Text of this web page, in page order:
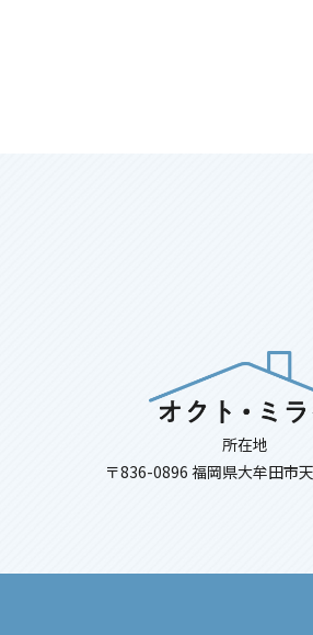
所在地
〒836-0896 福岡県大牟田市